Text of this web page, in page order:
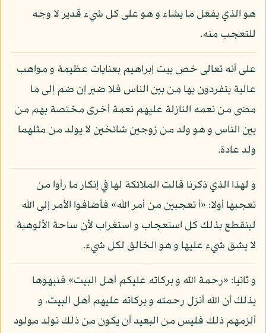
هو الذي يفعل ما يشاء و هو على كل شيء قدير لا وجه
للتعجب منه.
على أنه تعالى خص بيت إبراهيم بعنايات عظيمة و مواهب
عالية يتفردون بها من بين الناس فلا ضير إن ضم إلى ما
مضى من نعمه النازلة عليهم نعمة أخرى مختصة بهم من
بين الناس و هو ولد من زوجين شائخين لا يولد من مثلهما
ولد عادة.
و لهذا الذي ذكرنا قالت الملائكة لها في إنكار ما رأوا من
تعجبها أولا: «أ تعجبين من أمر الله» فأضافوا الأمر إلى الله
لينقطع بذلك كل استعجاب و استغراب لأن ساحة الألوهية
لا يشق شيء عليها و هو الخالق لكل شيء.
و ثانيا: «رحمة الله و بركاته عليكم أهل البيت» فنبهوها
بذلك أن الله أنزل رحمته و بركاته عليهم أهل البيت، و
ألزمهم ذلك فليس من البعيد أن يكون من ذلك تولد مولود